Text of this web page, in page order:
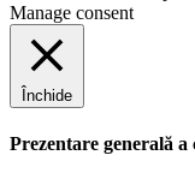
Manage consent
Închide
Prezentare generală